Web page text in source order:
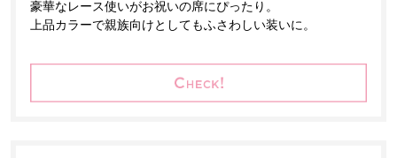
豪華なレース使いがお祝いの席にぴったり。
上品カラーで親族向けとしてもふさわしい装いに。